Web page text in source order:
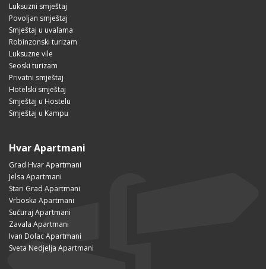
Luksuzni smještaj
Povoljan smještaj
Smještaj u uvalama
Robinzonski turizam
Luksuzne vile
Seoski turizam
Privatni smještaj
Hotelski smještaj
Smještaj u Hostelu
Smještaj u Kampu
Hvar Apartmani
Grad Hvar Apartmani
Jelsa Apartmani
Stari Grad Apartmani
Vrboska Apartmani
Sućuraj Apartmani
Zavala Apartmani
Ivan Dolac Apartmani
Sveta Nedjelja Apartmani